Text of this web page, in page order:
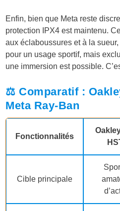
Enfin, bien que Meta reste
protection IPX4 est maintenu.
aux éclaboussures et à la
pour un usage sportif, mais
une immersion est possible.
⚖️ Comparatif :
Meta Ray-Ban
Fonctionnalités
Cible principale